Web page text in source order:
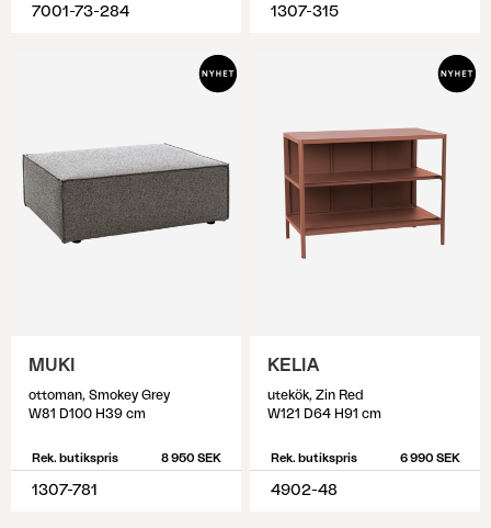
7001-73-284 1307-315
MUKI
ottoman, Smokey Grey
W81 D100 H39 cm
Rek. butikspris 8 950 SEK
1307-781
KELIA
utekök, Zin Red
W121 D64 H91 cm
Rek. butikspris 6 990 SEK
4902-48